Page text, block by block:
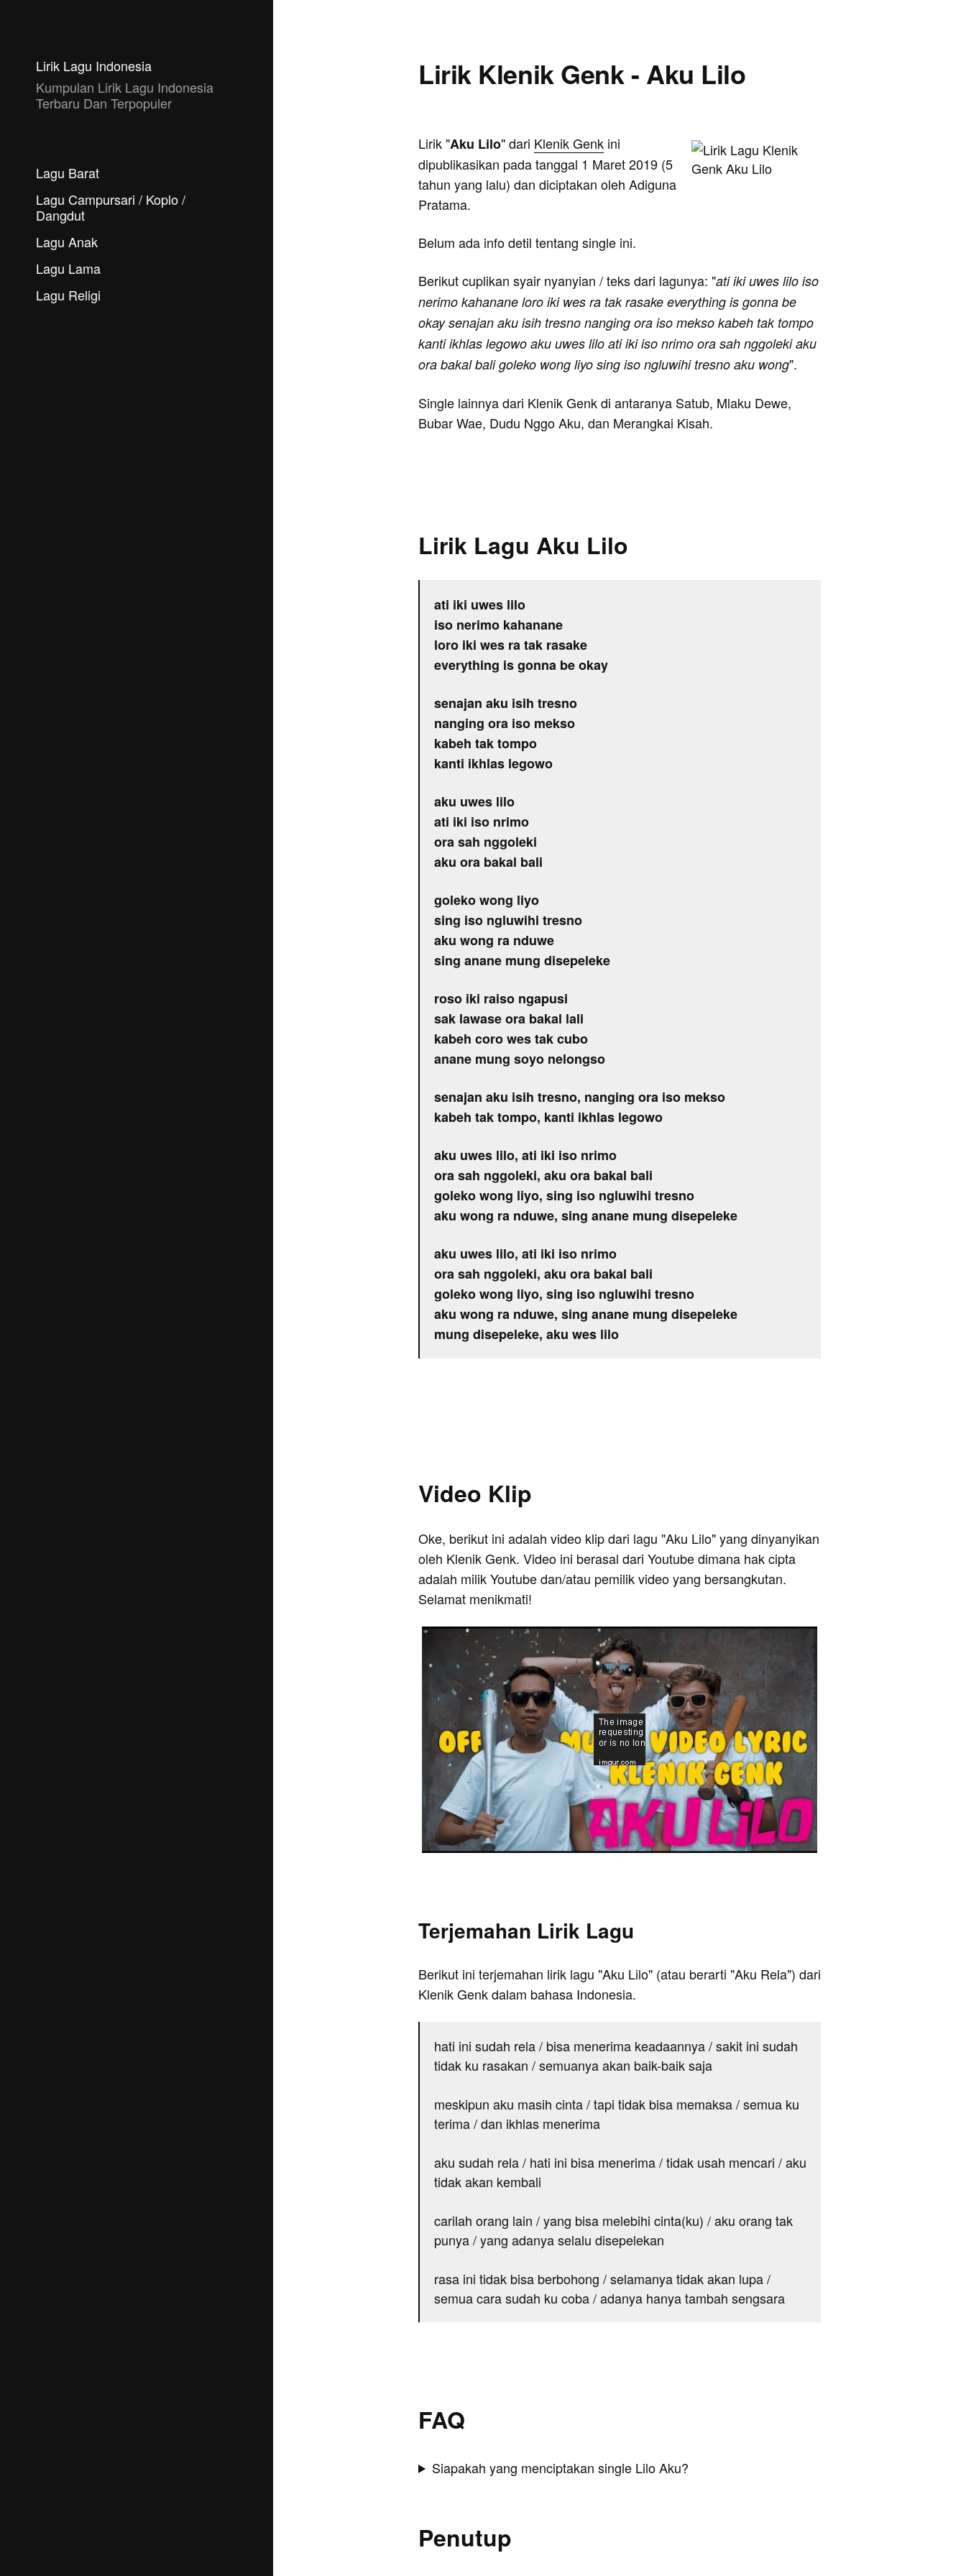
Lirik Lagu Indonesia
Kumpulan Lirik Lagu Indonesia
Terbaru Dan Terpopuler
Lagu Barat
Lagu Campursari / Koplo /
Dangdut
Lagu Anak
Lagu Lama
Lagu Religi
Lirik Klenik Genk - Aku Lilo
Lirik "Aku Lilo" dari Klenik Genk ini
dipublikasikan pada tanggal 1 Maret 2019 (5
tahun yang lalu) dan diciptakan oleh Adiguna
Pratama.
Belum ada info detil tentang single ini.
Berikut cuplikan syair nyanyian / teks dari lagunya: "ati iki uwes lilo iso
nerimo kahanane loro iki wes ra tak rasake everything is gonna be
okay senajan aku isih tresno nanging ora iso mekso kabeh tak tompo
kanti ikhlas legowo aku uwes lilo ati iki iso nrimo ora sah nggoleki aku
ora bakal bali goleko wong liyo sing iso ngluwihi tresno aku wong".
Single lainnya dari Klenik Genk di antaranya Satub, Mlaku Dewe,
Bubar Wae, Dudu Nggo Aku, dan Merangkai Kisah.
Lirik Lagu Aku Lilo
ati iki uwes lilo
iso nerimo kahanane
loro iki wes ra tak rasake
everything is gonna be okay
senajan aku isih tresno
nanging ora iso mekso
kabeh tak tompo
kanti ikhlas legowo
aku uwes lilo
ati iki iso nrimo
ora sah nggoleki
aku ora bakal bali
goleko wong liyo
sing iso ngluwihi tresno
aku wong ra nduwe
sing anane mung disepeleke
roso iki raiso ngapusi
sak lawase ora bakal lali
kabeh coro wes tak cubo
anane mung soyo nelongso
senajan aku isih tresno, nanging ora iso mekso
kabeh tak tompo, kanti ikhlas legowo
aku uwes lilo, ati iki iso nrimo
ora sah nggoleki, aku ora bakal bali
goleko wong liyo, sing iso ngluwihi tresno
aku wong ra nduwe, sing anane mung disepeleke
aku uwes lilo, ati iki iso nrimo
ora sah nggoleki, aku ora bakal bali
goleko wong liyo, sing iso ngluwihi tresno
aku wong ra nduwe, sing anane mung disepeleke
mung disepeleke, aku wes lilo
Video Klip
Oke, berikut ini adalah video klip dari lagu "Aku Lilo" yang dinyanyikan
oleh Klenik Genk. Video ini berasal dari Youtube dimana hak cipta
adalah milik Youtube dan/atau pemilik video yang bersangkutan.
Selamat menikmati!
Terjemahan Lirik Lagu
Berikut ini terjemahan lirik lagu "Aku Lilo" (atau berarti "Aku Rela") dari
Klenik Genk dalam bahasa Indonesia.
hati ini sudah rela / bisa menerima keadaannya / sakit ini sudah
tidak ku rasakan / semuanya akan baik-baik saja
meskipun aku masih cinta / tapi tidak bisa memaksa / semua ku
terima / dan ikhlas menerima
aku sudah rela / hati ini bisa menerima / tidak usah mencari / aku
tidak akan kembali
carilah orang lain / yang bisa melebihi cinta(ku) / aku orang tak
punya / yang adanya selalu disepelekan
rasa ini tidak bisa berbohong / selamanya tidak akan lupa /
semua cara sudah ku coba / adanya hanya tambah sengsara
FAQ
Siapakah yang menciptakan single Lilo Aku?
Penutup